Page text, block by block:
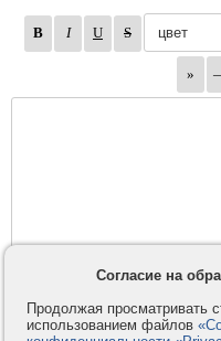
Согласие на
Продолжая просматривать
использованием файлов